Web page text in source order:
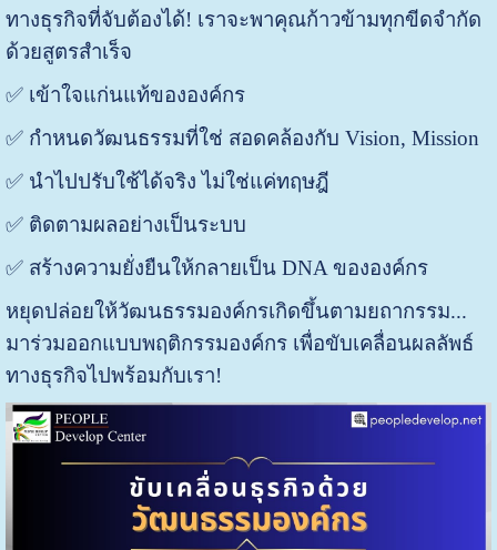
ทางธุรกิจที่จับต้องได้! ​เราจะพาคุณก้าวข้ามทุกขีดจำกัด
ด้วยสูตรสำเร็จ
✅ เข้าใจแก่นแท้ขององค์กร
✅ กำหนดวัฒนธรรมที่ใช่ สอดคล้องกับ Vision, Mission
✅ นำไปปรับใช้ได้จริง ไม่ใช่แค่ทฤษฎี
✅ ติดตามผลอย่างเป็นระบบ
✅ สร้างความยั่งยืนให้กลายเป็น DNA ​ขององค์กร
หยุดปล่อยให้วัฒนธรรมองค์กรเกิดขึ้นตามยถากรรม...
มาร่วมออกแบบพฤติกรรมองค์กร เพื่อขับเคลื่อนผลลัพธ์
ทางธุรกิจไปพร้อมกับเรา!